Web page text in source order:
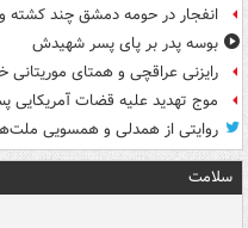
انفجار در حومه دمشق چند کشته
بوسه‌ پدر بر پای پسر شهیدش
رایزنی عراقچی و همتای موریتانی
موج تهدید علیه قضات آمریکایی
روایتی از همدلی و همسویی
سلامت